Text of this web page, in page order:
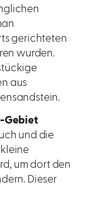
gerichteten
wurden.
aus
Gebiet
und die
um dort den
Dieser